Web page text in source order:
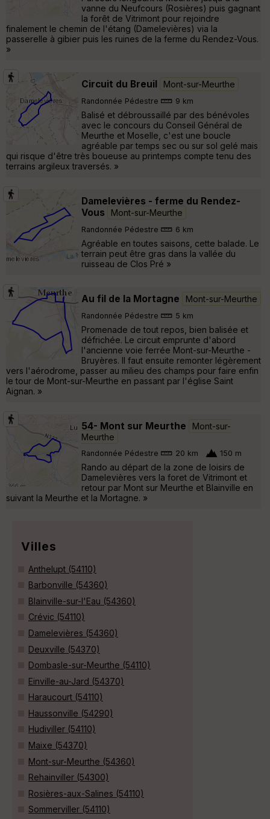
vanne du Neufcours (Rosières) puis gagnant
la forêt de Vitrimont pour rejoindre
finalement le chemin de l'étang (Damelevières) via la
passerelle à gibier puis les ruines de la ferme du Rendez-Vous.
»
Circuit du Breuil Mont-sur-Meurthe
Randonnée Pédestre 9 km
Balisé et débroussaillé par des bénévoles
avec le concours du Conseil Général de
Meurthe et Moselle, c'est une boucle
agréable par temps sec ou sur sol gelé mais
qui risque d'être très boueuse au printemps compte tenu des
terrains argileux traversés. »
Damelevières - ferme du Rendez-
Vous
Mont-sur-Meurthe
Randonnée Pédestre 6 km
Agréable en toutes saisons, cette balade. Le
terrain peut être gras dans la vallée du
ruisseau de Clos Pré »
Au fil de la Mortagne Mont-sur-Meurthe
Randonnée Pédestre 5 km
Promenade de tout repos, bien balisée et
défrichée. Le circuit emprunte d'abord
l'ancienne voie ferrée Mont-sur-Meurthe -
Bruyères. Il faut ensuite remonter légèrement
vers l'aérodrome, passer au milieu des champs pour faire enfin
le tour de Mont-sur-Meurthe en passant par l'église Saint
Aignan. »
54- Mont sur Meurthe
Mont-sur-
Meurthe
Randonnée Pédestre 20 km 150 m
Rando au départ de la zone de loisirs de
Damelevières vers la foret de Vitrimont et
retour par Mont sur Meurthe et Blainville en
suivant la Meurthe et la Mortagne. »
Villes
Anthelupt (54110)
Barbonville (54360)
Blainville-sur-l'Eau (54360)
Crévic (54110)
Damelevières (54360)
Deuxville (54370)
Dombasle-sur-Meurthe (54110)
Einville-au-Jard (54370)
Haraucourt (54110)
Haussonville (54290)
Hudiviller (54110)
Maixe (54370)
Mont-sur-Meurthe (54360)
Rehainviller (54300)
Rosières-aux-Salines (54110)
Sommerviller (54110)